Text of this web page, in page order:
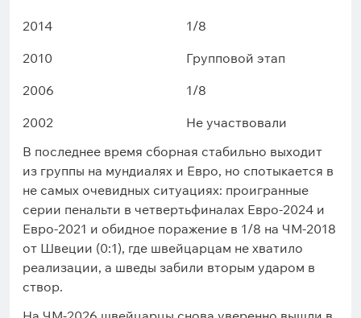
2014
1/8
2010
Групповой этап
2006
1/8
2002
Не участвовали
В последнее время сборная стабильно выходит
из группы на мундиалях и Евро, но спотыкается в
не самых очевидных ситуациях: проигранные
серии пенальти в четвертьфиналах Евро-2024 и
Евро-2021 и обидное поражение в 1/8 на ЧМ-2018
от Швеции (0:1), где швейцарцам не хватило
реализации, а шведы забили вторым ударом в
створ.